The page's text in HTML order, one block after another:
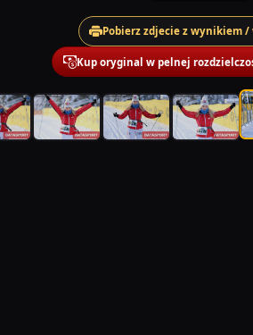
Pobierz zdjecie z wynikiem
Kup oryginal w pelnej